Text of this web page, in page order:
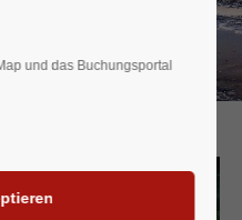
und das Buchungsportal